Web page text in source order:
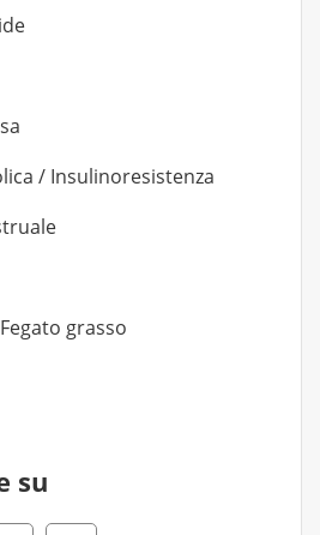
/ Insulinoresistenza
grasso
su